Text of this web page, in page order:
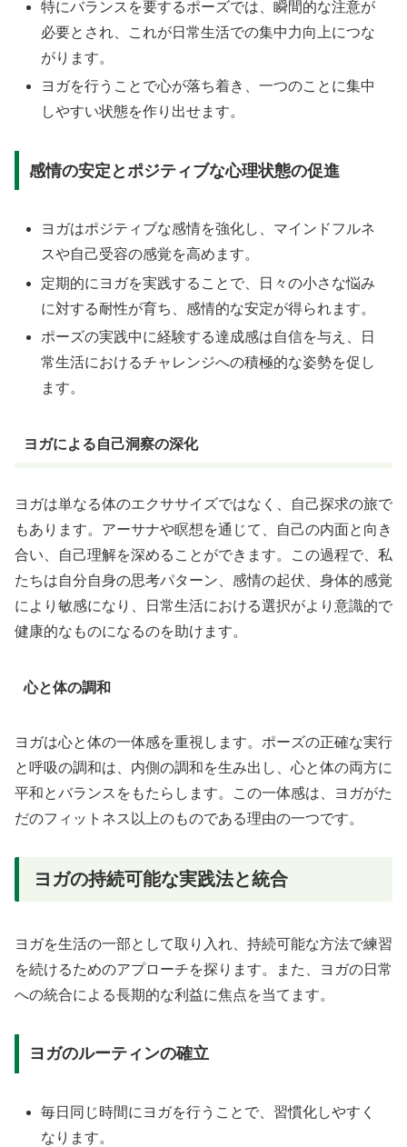
特にバランスを要するポーズでは、瞬間的な注意が
必要とされ、これが日常生活での集中力向上につな
がります。
ヨガを行うことで心が落ち着き、一つのことに集中
しやすい状態を作り出せます。
感情の安定とポジティブな心理状態の促進
ヨガはポジティブな感情を強化し、マインドフルネ
スや自己受容の感覚を高めます。
定期的にヨガを実践することで、日々の小さな悩み
に対する耐性が育ち、感情的な安定が得られます。
ポーズの実践中に経験する達成感は自信を与え、日
常生活におけるチャレンジへの積極的な姿勢を促し
ます。
ヨガによる自己洞察の深化
ヨガは単なる体のエクササイズではなく、自己探求の旅で
もあります。アーサナや瞑想を通じて、自己の内面と向き
合い、自己理解を深めることができます。この過程で、私
たちは自分自身の思考パターン、感情の起伏、身体的感覚
により敏感になり、日常生活における選択がより意識的で
健康的なものになるのを助けます。
心と体の調和
ヨガは心と体の一体感を重視します。ポーズの正確な実行
と呼吸の調和は、内側の調和を生み出し、心と体の両方に
平和とバランスをもたらします。この一体感は、ヨガがた
だのフィットネス以上のものである理由の一つです。
ヨガの持続可能な実践法と統合
ヨガを生活の一部として取り入れ、持続可能な方法で練習
を続けるためのアプローチを探ります。また、ヨガの日常
への統合による長期的な利益に焦点を当てます。
ヨガのルーティンの確立
毎日同じ時間にヨガを行うことで、習慣化しやすく
なります。